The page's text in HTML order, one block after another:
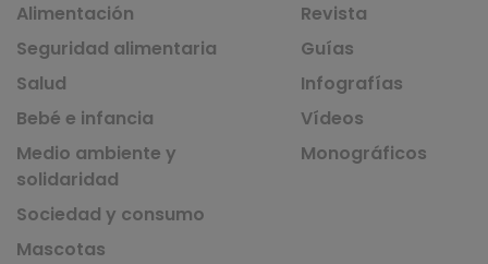
Alimentación
Seguridad alimentaria
Salud
Bebé e infancia
Medio ambiente y
solidaridad
Sociedad y consumo
Mascotas
Revista
Guías
Infografías
Vídeos
Monográficos